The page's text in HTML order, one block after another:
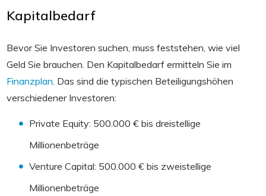
Kapitalbedarf
Bevor Sie Investoren suchen, muss feststehen, wie viel
Geld Sie brauchen. Den Kapitalbedarf ermitteln Sie im
Finanzplan . Das sind die typischen Beteiligungshöhen
verschiedener Investoren:
Private Equity: 500.000 € bis dreistellige
Millionenbeträge
Venture Capital: 500.000 € bis zweistellige
Millionenbeträge